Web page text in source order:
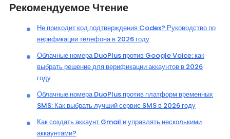
Рекомендуемое Чтение
Не приходит код подтверждения Codex? Руководство по
верификации телефона в 2026 году
Облачные номера DuoPlus против Google Voice: как
выбрать решение для верификации аккаунтов в 2026
году
Облачные номера DuoPlus против платформ временных
SMS: Как выбрать лучший сервис SMS в 2026 году
Как создать аккаунт Gmail и управлять несколькими
аккаунтами?